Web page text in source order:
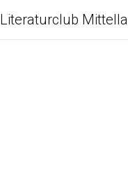
Literaturclub